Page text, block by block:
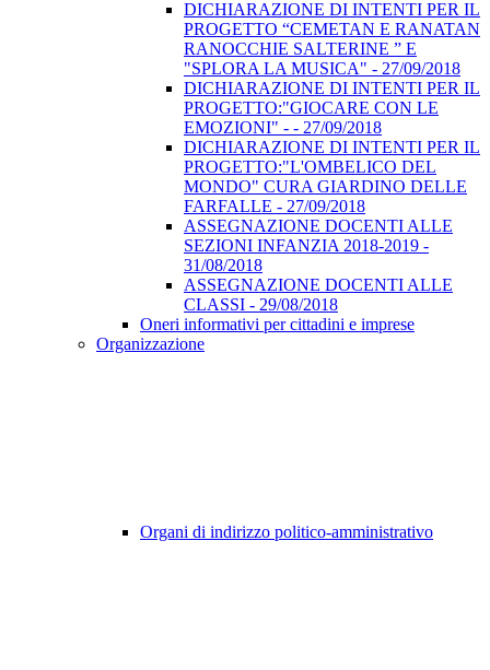
DICHIARAZIONE DI INTENTI PER IL
PROGETTO “CEMETAN E RANATAN
RANOCCHIE SALTERINE ” E
"SPLORA LA MUSICA" - 27/09/2018
DICHIARAZIONE DI INTENTI PER IL
PROGETTO:"GIOCARE CON LE
EMOZIONI" - - 27/09/2018
DICHIARAZIONE DI INTENTI PER IL
PROGETTO:"L'OMBELICO DEL
MONDO" CURA GIARDINO DELLE
FARFALLE - 27/09/2018
ASSEGNAZIONE DOCENTI ALLE
SEZIONI INFANZIA 2018-2019 -
31/08/2018
ASSEGNAZIONE DOCENTI ALLE
CLASSI - 29/08/2018
Oneri informativi per cittadini e imprese
Organizzazione
Organi di indirizzo politico-amministrativo